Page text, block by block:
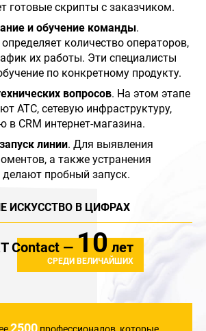
готовые скрипты с заказчиком.
и обучение команды.
количество операторов,
их работы. Эти специалисты
по конкретному продукту.
вопросов. На этом этапе
АТС, сетевую инфраструктуру,
в CRM интернет-магазина.
линии. Для выявления
а также устранения
делают пробный запуск.
ИСКУССТВО В ЦИФРАХ
Contact —10 лет
СРЕДИ ВЕЛИЧАЙШИХ
2500